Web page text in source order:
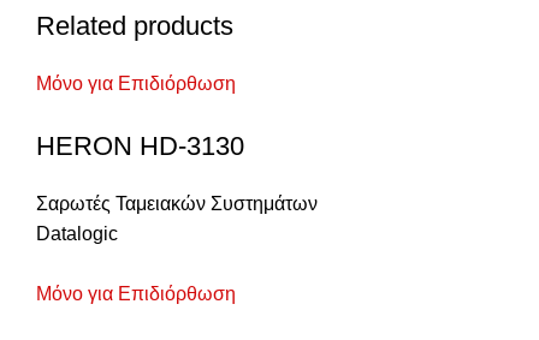
Related products
Μόνο για Επιδιόρθωση
HERON HD-3130
Σαρωτές Ταμειακών Συστημάτων
Datalogic
Μόνο για Επιδιόρθωση